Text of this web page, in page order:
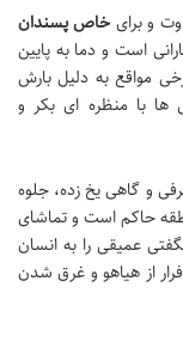
و برای خاص پسندان
است و دما به پایین
مواقع به دلیل بارش
ها با منظره ای بکر و
و گاهی یخ زده، جلوه
حاکم است و تماشای
عمیقی را به انسان
از هیاهو و غرق شدن